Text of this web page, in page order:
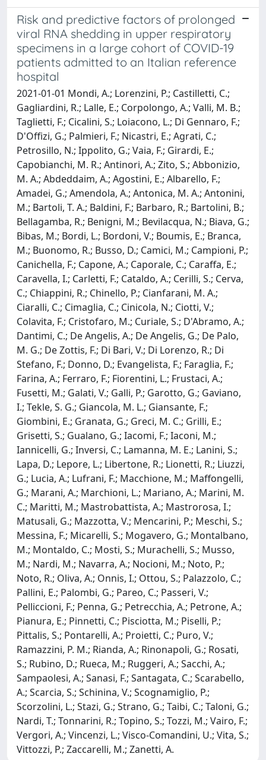
Risk and predictive factors of prolonged
viral RNA shedding in upper respiratory
specimens in a large cohort of COVID-19
patients admitted to an Italian reference
hospital
2021-01-01 Mondi, A.; Lorenzini, P.; Castilletti, C.;
Gagliardini, R.; Lalle, E.; Corpolongo, A.; Valli, M. B.;
Taglietti, F.; Cicalini, S.; Loiacono, L.; Di Gennaro, F.;
D'Offizi, G.; Palmieri, F.; Nicastri, E.; Agrati, C.;
Petrosillo, N.; Ippolito, G.; Vaia, F.; Girardi, E.;
Capobianchi, M. R.; Antinori, A.; Zito, S.; Abbonizio,
M. A.; Abdeddaim, A.; Agostini, E.; Albarello, F.;
Amadei, G.; Amendola, A.; Antonica, M. A.; Antonini,
M.; Bartoli, T. A.; Baldini, F.; Barbaro, R.; Bartolini, B.;
Bellagamba, R.; Benigni, M.; Bevilacqua, N.; Biava, G.;
Bibas, M.; Bordi, L.; Bordoni, V.; Boumis, E.; Branca,
M.; Buonomo, R.; Busso, D.; Camici, M.; Campioni, P.;
Canichella, F.; Capone, A.; Caporale, C.; Caraffa, E.;
Caravella, I.; Carletti, F.; Cataldo, A.; Cerilli, S.; Cerva,
C.; Chiappini, R.; Chinello, P.; Cianfarani, M. A.;
Ciaralli, C.; Cimaglia, C.; Cinicola, N.; Ciotti, V.;
Colavita, F.; Cristofaro, M.; Curiale, S.; D'Abramo, A.;
Dantimi, C.; De Angelis, A.; De Angelis, G.; De Palo,
M. G.; De Zottis, F.; Di Bari, V.; Di Lorenzo, R.; Di
Stefano, F.; Donno, D.; Evangelista, F.; Faraglia, F.;
Farina, A.; Ferraro, F.; Fiorentini, L.; Frustaci, A.;
Fusetti, M.; Galati, V.; Galli, P.; Garotto, G.; Gaviano,
I.; Tekle, S. G.; Giancola, M. L.; Giansante, F.;
Giombini, E.; Granata, G.; Greci, M. C.; Grilli, E.;
Grisetti, S.; Gualano, G.; Iacomi, F.; Iaconi, M.;
Iannicelli, G.; Inversi, C.; Lamanna, M. E.; Lanini, S.;
Lapa, D.; Lepore, L.; Libertone, R.; Lionetti, R.; Liuzzi,
G.; Lucia, A.; Lufrani, F.; Macchione, M.; Maffongelli,
G.; Marani, A.; Marchioni, L.; Mariano, A.; Marini, M.
C.; Maritti, M.; Mastrobattista, A.; Mastrorosa, I.;
Matusali, G.; Mazzotta, V.; Mencarini, P.; Meschi, S.;
Messina, F.; Micarelli, S.; Mogavero, G.; Montalbano,
M.; Montaldo, C.; Mosti, S.; Murachelli, S.; Musso,
M.; Nardi, M.; Navarra, A.; Nocioni, M.; Noto, P.;
Noto, R.; Oliva, A.; Onnis, I.; Ottou, S.; Palazzolo, C.;
Pallini, E.; Palombi, G.; Pareo, C.; Passeri, V.;
Pelliccioni, F.; Penna, G.; Petrecchia, A.; Petrone, A.;
Pianura, E.; Pinnetti, C.; Pisciotta, M.; Piselli, P.;
Pittalis, S.; Pontarelli, A.; Proietti, C.; Puro, V.;
Ramazzini, P. M.; Rianda, A.; Rinonapoli, G.; Rosati,
S.; Rubino, D.; Rueca, M.; Ruggeri, A.; Sacchi, A.;
Sampaolesi, A.; Sanasi, F.; Santagata, C.; Scarabello,
A.; Scarcia, S.; Schinina, V.; Scognamiglio, P.;
Scorzolini, L.; Stazi, G.; Strano, G.; Taibi, C.; Taloni, G.;
Nardi, T.; Tonnarini, R.; Topino, S.; Tozzi, M.; Vairo, F.;
Vergori, A.; Vincenzi, L.; Visco-Comandini, U.; Vita, S.;
Vittozzi, P.; Zaccarelli, M.; Zanetti, A.